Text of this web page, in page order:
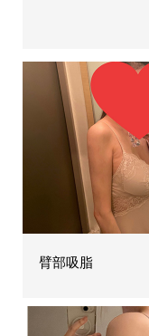
臂部吸脂